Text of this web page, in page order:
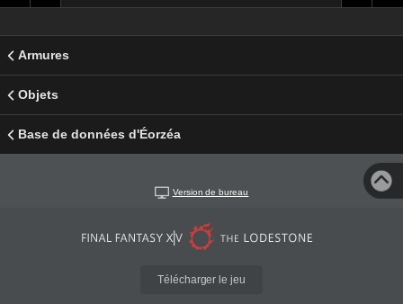
Armures
Objets
Base de données d'Éorzéa
Version de bureau
Télécharger le jeu